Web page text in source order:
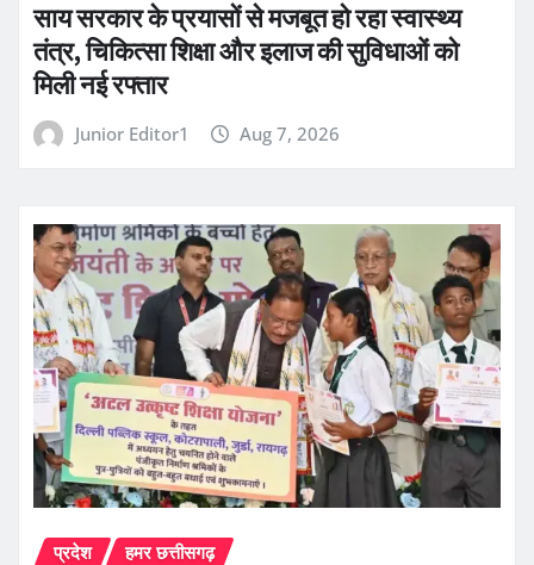
साय सरकार के प्रयासों से मजबूत हो रहा स्वास्थ्य
तंत्र, चिकित्सा शिक्षा और इलाज की सुविधाओं को
मिली नई रफ्तार
Junior Editor1 Aug 7, 2026
प्रदेश हमर छत्तीसगढ़